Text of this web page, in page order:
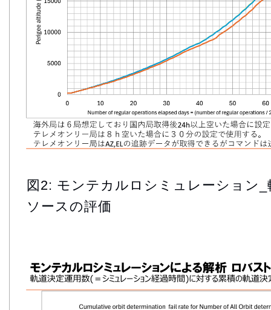
図2: モンテカルロシミュレーション
ソースの評価